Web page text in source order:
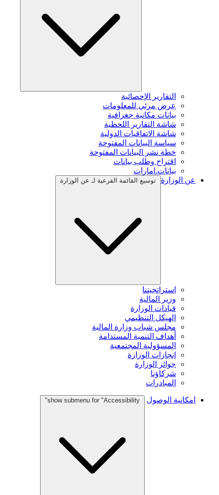
التقارير الإحصائية
عرض مرئي للمعلومات
بيانات مكانية جغرافية
شاشة التقارير اللحظية
شاشة الاتفاقيات الدولية
سياسة البيانات المفتوحة
خطة نشر البيانات المفتوحة
اقتراح وطلب بيانات
بيانات.امارات
عن الوزارة
توسيع القائمة الفرعية لـ عن الوزارة
استراتجيتنا
وزير المالية
قيادات الوزارة
الهيكل التنظيمي
مجلس شباب وزارة المالية
أهداف التنمية المستدامة
المسؤولية المجتمعية
إنجازات الوزارة
جوائز الوزارة
شركاؤنا
المبادرات
امكانية الوصول show submenu for "Accessibility"